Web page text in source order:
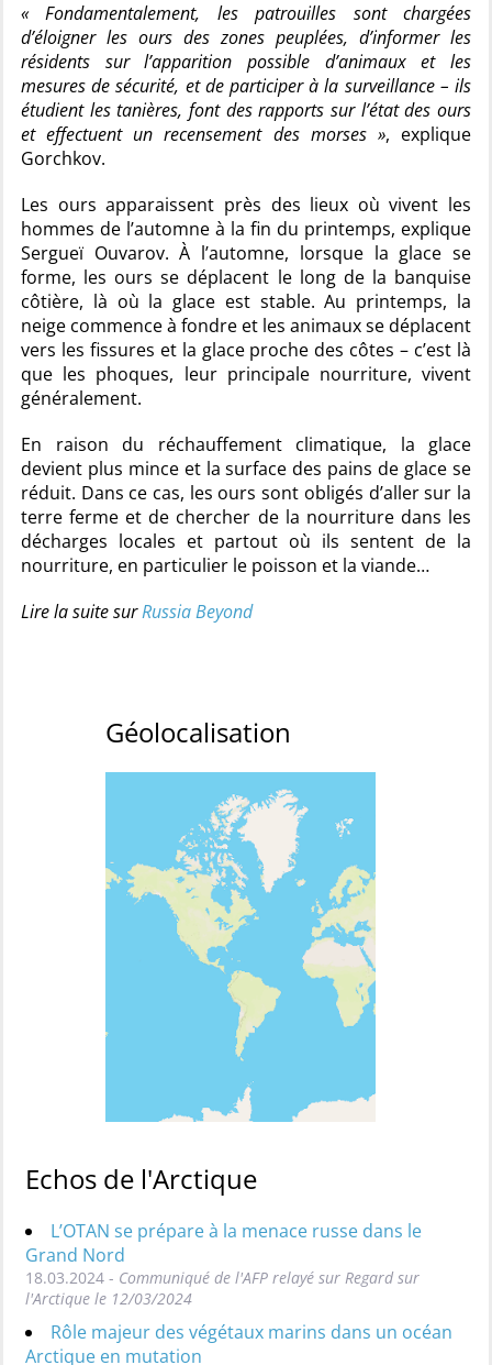
« Fondamentalement, les patrouilles sont chargées
d’éloigner les ours des zones peuplées, d’informer les
résidents sur l’apparition possible d’animaux et les
mesures de sécurité, et de participer à la surveillance – ils
étudient les tanières, font des rapports sur l’état des ours
et effectuent un recensement des morses », explique
Gorchkov.
Les ours apparaissent près des lieux où vivent les
hommes de l’automne à la fin du printemps, explique
Sergueï Ouvarov. À l’automne, lorsque la glace se
forme, les ours se déplacent le long de la banquise
côtière, là où la glace est stable. Au printemps, la
neige commence à fondre et les animaux se déplacent
vers les fissures et la glace proche des côtes – c’est là
que les phoques, leur principale nourriture, vivent
généralement.
En raison du réchauffement climatique, la glace
devient plus mince et la surface des pains de glace se
réduit. Dans ce cas, les ours sont obligés d’aller sur la
terre ferme et de chercher de la nourriture dans les
décharges locales et partout où ils sentent de la
nourriture, en particulier le poisson et la viande…
Lire la suite surRussia Beyond
Géolocalisation
Echos de l'Arctique
L’OTAN se prépare à la menace russe dans le
Grand Nord
18.03.2024 - Communiqué de l'AFP relayé sur Regard sur
l'Arctique le 12/03/2024
Rôle majeur des végétaux marins dans un océan
Arctique en mutation